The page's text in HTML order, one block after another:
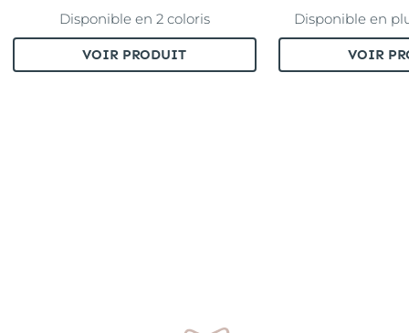
VOIR PRODUIT
Disponible en 2 coloris
VOIR
Disponible en